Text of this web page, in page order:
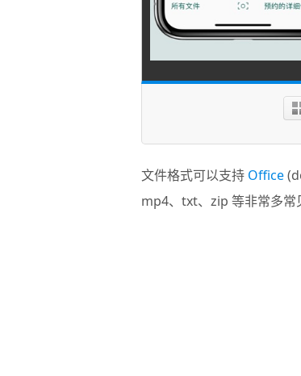
文件格式可以支持 Office
mp4、txt、zip 等非常多常